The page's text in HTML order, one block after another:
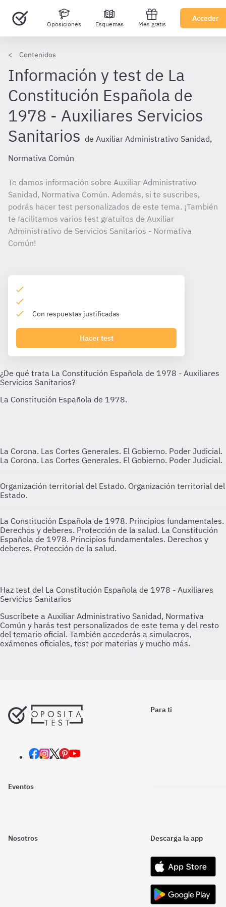
Oposiciones Esquemas Mes gratis
Acceder
Contenidos
Información y test de La
Constitución Española de
1978 - Auxiliares Servicios
Sanitarios de Auxiliar Administrativo Sanidad,
Normativa Común
Te damos información sobre Auxiliar Administrativo
Sanidad, Normativa Común. Además, si te suscribes,
podrás hacer test personalizados de este tema. ¡También
te facilitamos varios test gratuitos de Auxiliar
Administrativo de Servicios Sanitarios - Normativa
Común!
Con respuestas justificadas
Hacer test
La Corona. Las Cortes Generales. El Gobierno. Poder Judicial.
La Corona. Las Cortes Generales. El Gobierno. Poder Judicial.
Organización territorial del Estado. Organización territorial del
Estado.
La Constitución Española de 1978. Principios fundamentales.
Derechos y deberes. Protección de la salud. La Constitución
Española de 1978. Principios fundamentales. Derechos y
deberes. Protección de la salud.
Para ti
Eventos
Nosotros Descarga la app